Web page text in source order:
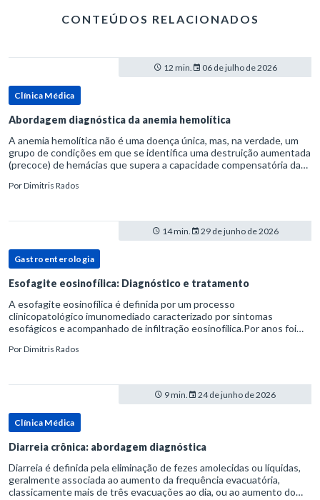
CONTEÚDOS RELACIONADOS
12 min. 06 de julho de 2026
Clínica Médica
Abordagem diagnóstica da anemia hemolítica
A anemia hemolítica não é uma doença única, mas, na verdade, um
grupo de condições em que se identifica uma destruição aumentada
(precoce) de hemácias que supera a capacidade compensatória da
PorDimitris Rados
14 min. 29 de junho de 2026
Gastroenterologia
Esofagite eosinofílica: Diagnóstico e tratamento
A esofagite eosinofílica é definida por um processo
clinicopatológico imunomediado caracterizado por sintomas
esofágicos e acompanhado de infiltração eosinofílica.Por anos foi
refluxo gastr
PorDimitris Rados
9 min. 24 de junho de 2026
Clínica Médica
Diarreia crônica: abordagem diagnóstica
Diarreia é definida pela eliminação de fezes amolecidas ou líquidas,
geralmente associada ao aumento da frequência evacuatória,
classicamente mais de três evacuações ao dia, ou ao aumento do